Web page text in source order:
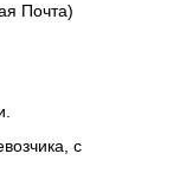
Почта)
с